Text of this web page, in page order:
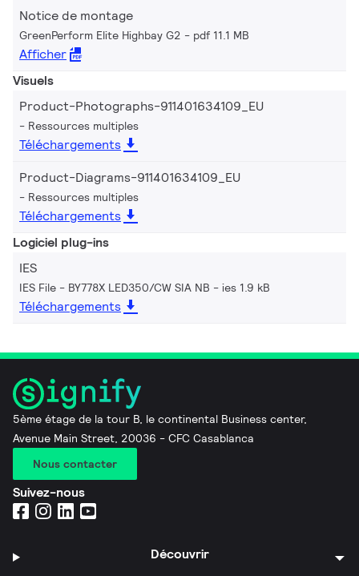
Notice de montage
GreenPerform Elite Highbay G2 pdf 11.1 MB
Afficher
Visuels
Product-Photographs-911401634109_EU
Ressources multiples
Téléchargements
Product-Diagrams-911401634109_EU
Ressources multiples
Téléchargements
Logiciel plug-ins
IES
IES File - BY778X LED350/CW SIA NB ies 1.9 kB
Téléchargements
5ème étage de la tour B, le continental Business center,
Avenue Main Street, 20036 - CFC Casablanca
Nous contacter
Suivez-nous
Découvrir